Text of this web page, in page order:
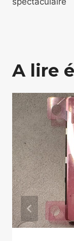
A lire